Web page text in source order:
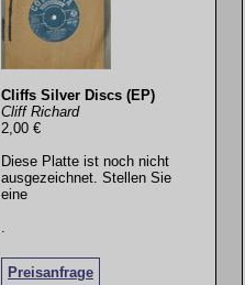
Cliffs Silver Discs (EP)
Cliff Richard
2,00 €
Diese Platte ist noch nicht
ausgezeichnet. Stellen Sie
eine
Preisanfrage